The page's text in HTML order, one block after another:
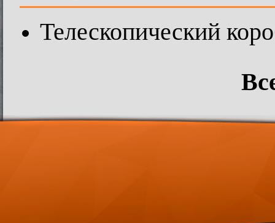
Телескопический